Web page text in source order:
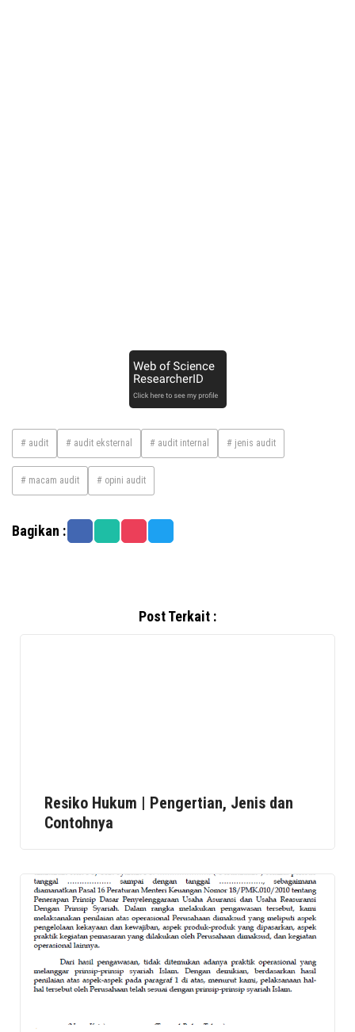
# audit # audit eksternal # audit internal # jenis audit
# macam audit # opini audit
Bagikan :
Post Terkait :
Resiko Hukum | Pengertian, Jenis dan
Contohnya